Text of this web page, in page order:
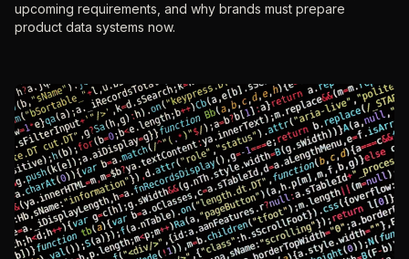
upcoming requirements, and why brands must prepare
product data systems now.